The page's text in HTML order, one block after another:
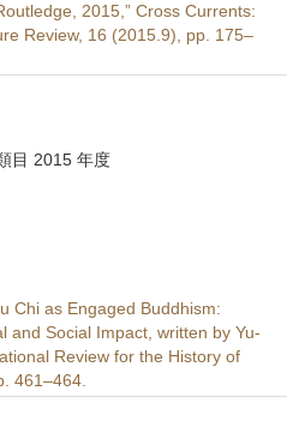
2015,” Cross Currents:
Review, 16 (2015.9), pp. 175–
目 2015 年度
Chi as Engaged Buddhism:
and Social Impact, written by Yu-
Review for the History of
461–464.